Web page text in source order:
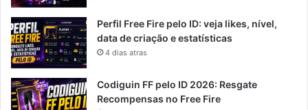
Perfil Free Fire pelo ID: veja likes, nível,
data de criação e estatísticas
4 dias atras
Codiguin FF pelo ID 2026: Resgate
Recompensas no Free Fire